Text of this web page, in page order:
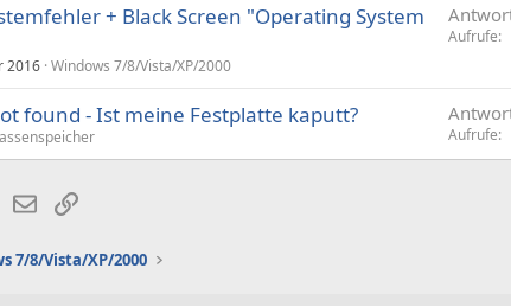
+ Black Screen "Operating System
2016 Windows 7/8/Vista/XP/2000
Aufrufe
found - Ist meine Festplatte kaputt?
Aufrufe
E-MailLink
7/8/Vista/XP/2000